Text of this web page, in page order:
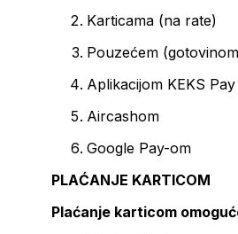
Karticama (na rate)
Pouzećem
Aplikacijom KEKS Pay
Aircashom
Google Pay-om
PLAĆANJE KARTICOM
Plaćanje karticom